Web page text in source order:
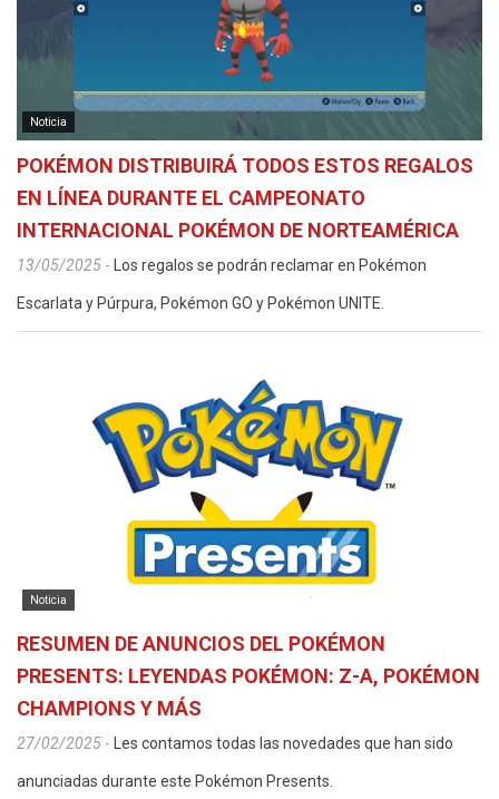
Noticia
POKÉMON DISTRIBUIRÁ TODOS ESTOS REGALOS
EN LÍNEA DURANTE EL CAMPEONATO
INTERNACIONAL POKÉMON DE NORTEAMÉRICA
13/05/2025 - Los regalos se podrán reclamar en Pokémon
Escarlata y Púrpura, Pokémon GO y Pokémon UNITE.
Noticia
RESUMEN DE ANUNCIOS DEL POKÉMON
PRESENTS: LEYENDAS POKÉMON: Z-A, POKÉMON
CHAMPIONS Y MÁS
27/02/2025 - Les contamos todas las novedades que han sido
anunciadas durante este Pokémon Presents.